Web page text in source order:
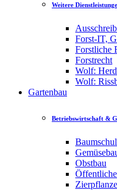
Weitere
Forst-IT,
Forstliche
Forstrecht
Wolf:
Wolf:
Gartenbau
Betriebswirtschaft &
Obstbau